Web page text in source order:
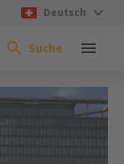
Deutsch
Suche